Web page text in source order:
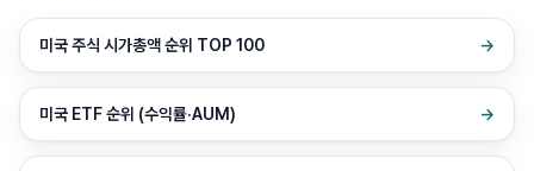
미국 주식 시가총액 순위 TOP 100 →
미국 ETF 순위 (수익률·AUM) →